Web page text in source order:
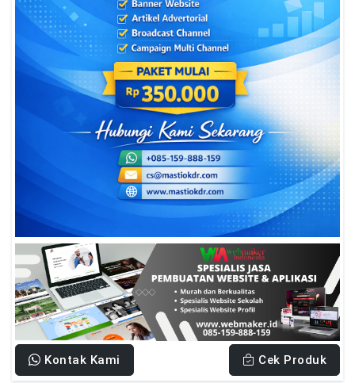
Kontak Kami Cek Produk